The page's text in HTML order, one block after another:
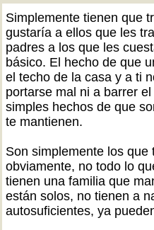
Simplemente tienen que
gustaría a ellos que les
padres a los que les
básico. El hecho de que
el techo de la casa y a ti
portarse mal ni a barrer
simples hechos de que
te mantienen.
Son simplemente los que
obviamente, no todo lo
tienen una familia que
están solos, no tienen a
autosuficientes, ya